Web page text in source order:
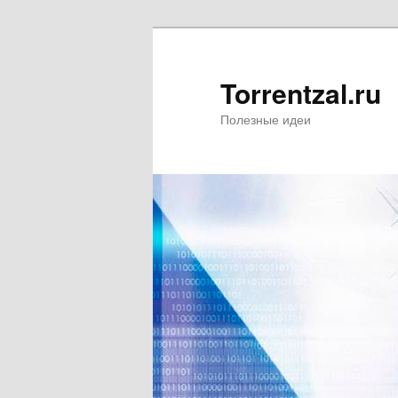
Torrentzal.ru
Полезные идеи